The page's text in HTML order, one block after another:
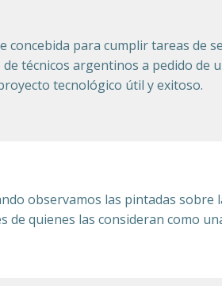
concebida para cumplir tareas de
técnicos argentinos a pedido de
tecnológico útil y exitoso.
observamos las pintadas
quienes las consideran como